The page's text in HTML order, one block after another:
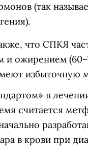
(так
что СПКЯ
и ожирением
избыточную
в
считается
в крови при